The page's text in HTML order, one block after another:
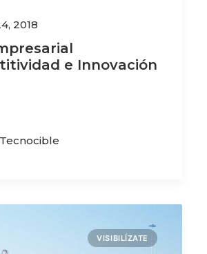
2018
e Innovación
VISIBILÍZATE